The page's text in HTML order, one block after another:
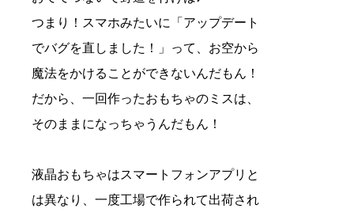
つまり！スマホみたいに「アップデート
でバグを直しました！」って、お空から
魔法をかけることができないんだもん！
だから、一回作ったおもちゃのミスは、
そのままになっちゃうんだもん！
液晶おもちゃはスマートフォンアプリと
は異なり、一度工場で作られて出荷され